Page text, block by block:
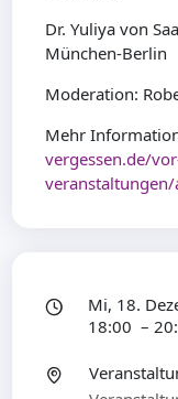
Dr. Yuliya von
München-Berlin
Moderation:
Mehr
vergessen.de/
Mi, 18.
18:00 –